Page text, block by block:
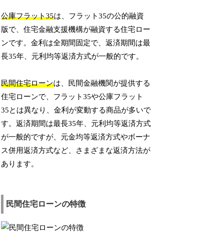
公庫フラット35は、フラット35の公的融資
版で、住宅金融支援機構が融資する住宅ロー
ンです。金利は全期間固定で、返済期間は最
長35年、元利均等返済方式が一般的です。
民間住宅ローンは、民間金融機関が提供する
住宅ローンで、フラット35や公庫フラット
35とは異なり、金利が変動する商品が多いで
す。返済期間は最長35年、元利均等返済方式
が一般的ですが、元金均等返済方式やボーナ
ス併用返済方式など、さまざまな返済方法が
あります。
民間住宅ローンの特徴